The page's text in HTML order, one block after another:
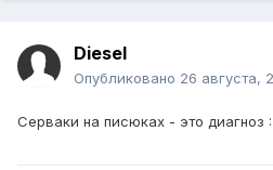
Diesel
Опубликовано 26 августа,
Серваки на писюках - это диагноз